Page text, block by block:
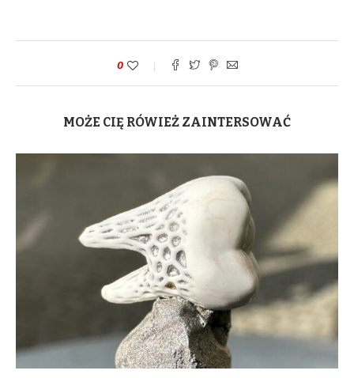
0
MOŻE CIĘ RÓWIEŻ ZAINTERSOWAĆ